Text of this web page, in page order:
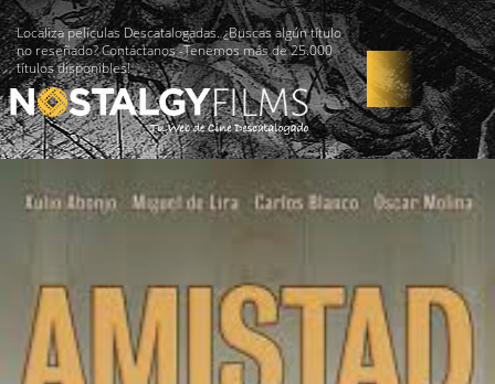
Localiza películas Descatalogadas. ¿Buscas algún título
no reseñado? Contáctanos -Tenemos más de 25.000
títulos disponibles!